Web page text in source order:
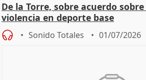
De la Torre, sobre acuerdo
violencia en deporte base
Sonido Totales 01/07/2026